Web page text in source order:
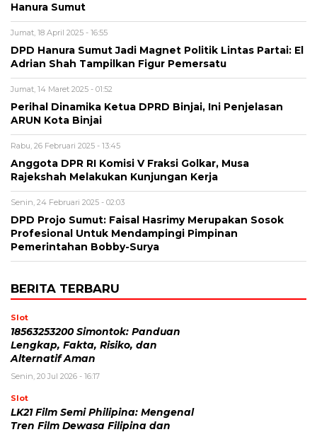
Hanura Sumut
Jumat, 18 April 2025 - 16:55
DPD Hanura Sumut Jadi Magnet Politik Lintas Partai: El
Adrian Shah Tampilkan Figur Pemersatu
Jumat, 14 Maret 2025 - 01:52
Perihal Dinamika Ketua DPRD Binjai, Ini Penjelasan
ARUN Kota Binjai
Rabu, 26 Februari 2025 - 13:45
Anggota DPR RI Komisi V Fraksi Golkar, Musa
Rajekshah Melakukan Kunjungan Kerja
Senin, 24 Februari 2025 - 02:03
DPD Projo Sumut: Faisal Hasrimy Merupakan Sosok
Profesional Untuk Mendampingi Pimpinan
Pemerintahan Bobby-Surya
BERITA TERBARU
Slot
18563253200 Simontok: Panduan
Lengkap, Fakta, Risiko, dan
Alternatif Aman
Senin, 20 Jul 2026 - 16:17
Slot
LK21 Film Semi Philipina: Mengenal
Tren Film Dewasa Filipina dan